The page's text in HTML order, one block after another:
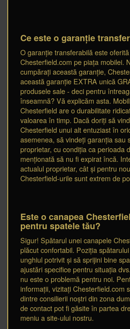
Ce este o garanție
O garanție transferabilă este
Chesterfield.com pe piața mobilei.
cumpărați această garanție,
această garanție EXTRA unică
produsele sale - deci pentru
înseamnă? Vă explicăm asta.
Chesterfield are o durabilitate
valoarea în timp. Dacă doriți să
Chesterfield unui alt entuziast în
asemenea, să vindeți garanția sau
proprietar, cu condiția ca perioada
menționată să nu fi expirat încă.
actualul proprietar, cât și pentru
Chesterfield-urile sunt extrem de
Este o canapea
pentru spatele tău?
Sigur! Spătarul unei canapele
plăcut confortabil. Poziția
unghiul potrivit și să sprijini bine
ajustări specifice pentru situația
nu este o problemă pentru noi.
informații, vizitați Chesterfield.com
dintre consilierii noștri din zona
de contact pot fi găsite în partea
meniu a site-ului nostru.